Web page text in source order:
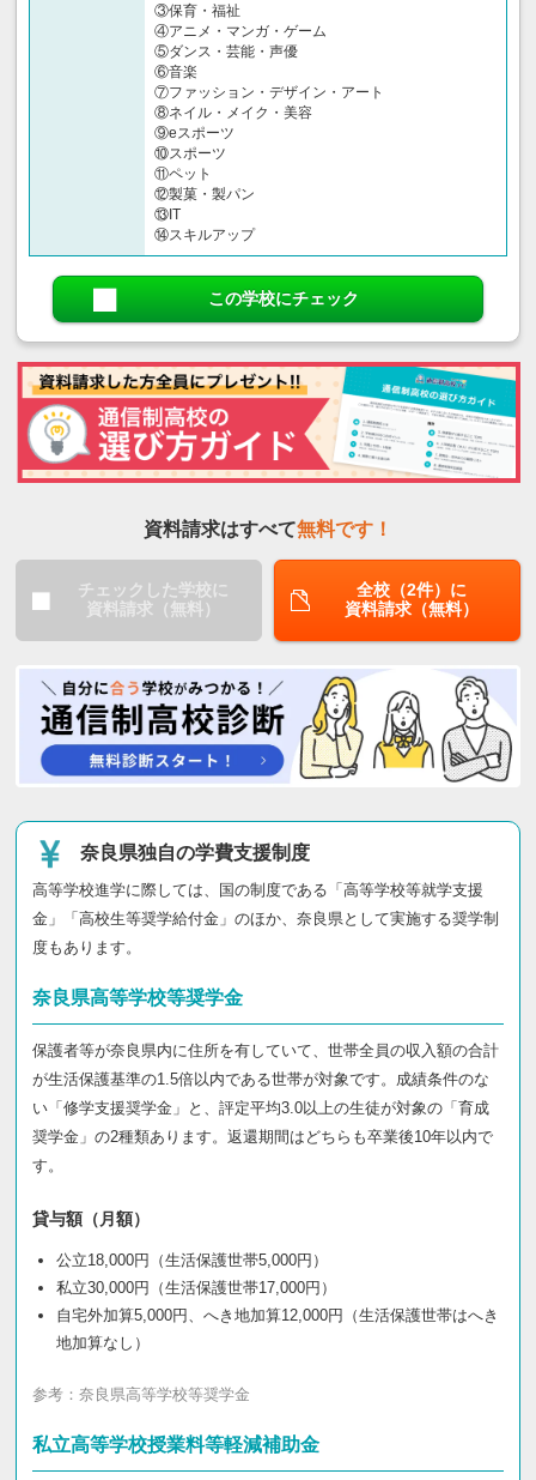
③保育・福祉
④アニメ・マンガ・ゲーム
⑤ダンス・芸能・声優
⑥音楽
⑦ファッション・デザイン・アート
⑧ネイル・メイク・美容
⑨eスポーツ
⑩スポーツ
⑪ペット
⑫製菓・製パン
⑬IT
⑭スキルアップ
この学校にチェック
資料請求はすべて無料です！
チェックした学校に
資料請求（無料）
全校（2件）に
資料請求（無料）
奈良県独自の学費支援制度
高等学校進学に際しては、国の制度である「高等学校等就学支援
金」「高校生等奨学給付金」のほか、奈良県として実施する奨学制
度もあります。
奈良県高等学校等奨学金
保護者等が奈良県内に住所を有していて、世帯全員の収入額の合計
が生活保護基準の1.5倍以内である世帯が対象です。成績条件のな
い「修学支援奨学金」と、評定平均3.0以上の生徒が対象の「育成
奨学金」の2種類あります。返還期間はどちらも卒業後10年以内で
す。
貸与額（月額）
公立18,000円（生活保護世帯5,000円）
私立30,000円（生活保護世帯17,000円）
自宅外加算5,000円、へき地加算12,000円（生活保護世帯はへき
地加算なし）
参考： 奈良県高等学校等奨学金
私立高等学校授業料等軽減補助金